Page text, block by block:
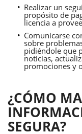
Realizar un
propósito de
licencia a
Comunicarse
sobre
pidiéndole que
noticias,
promociones y
¿CÓMO
SEGURA?